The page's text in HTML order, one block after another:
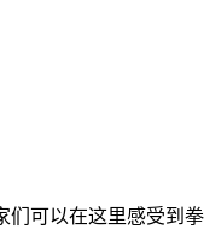
们可以在这里感受到